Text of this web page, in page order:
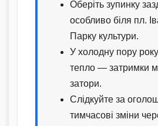
Оберіть зупинку
особливо біля пл.
Парку культури.
У холодну пору
тепло — затримки
затори.
Слідкуйте за
тимчасові зміни